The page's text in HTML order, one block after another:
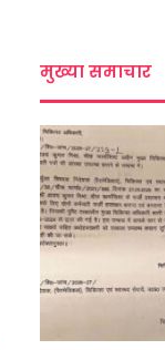
मुख्या समाचार